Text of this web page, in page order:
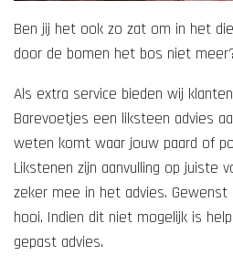
Ben jij het ook zo zat om in het
door de bomen het bos niet
Als extra service bieden wij
Barevoetjes een liksteen advies
weten komt waar jouw paard of
Likstenen zijn aanvulling op juiste
zeker mee in het advies.
hooi. Indien dit niet mogelijk is
gepast advies.